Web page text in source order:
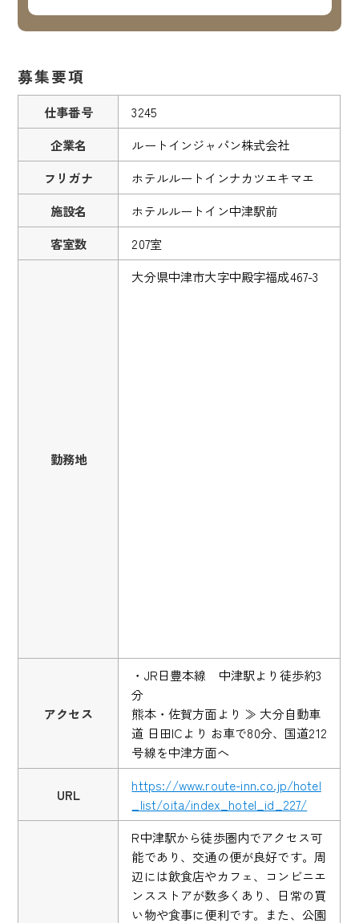
募集要項
仕事番号
3245
企業名
ルートインジャパン株式会社
フリガナ
ホテルルートインナカツエキマエ
施設名
ホテルルートイン中津駅前
客室数
207室
勤務地
大分県中津市大字中殿字福成467-3
アクセス
・JR日豊本線 中津駅より徒歩約3
分
熊本・佐賀方面より ≫ 大分自動車
道 日田ICより お車で80分、国道212
号線を中津方面へ
URL
https://www.route-inn.co.jp/hotel
_list/oita/index_hotel_id_227/
R中津駅から徒歩圏内でアクセス可
能であり、交通の便が良好です。周
辺には飲食店やカフェ、コンビニエ
ンスストアが数多くあり、日常の買
い物や食事に便利です。また、公園